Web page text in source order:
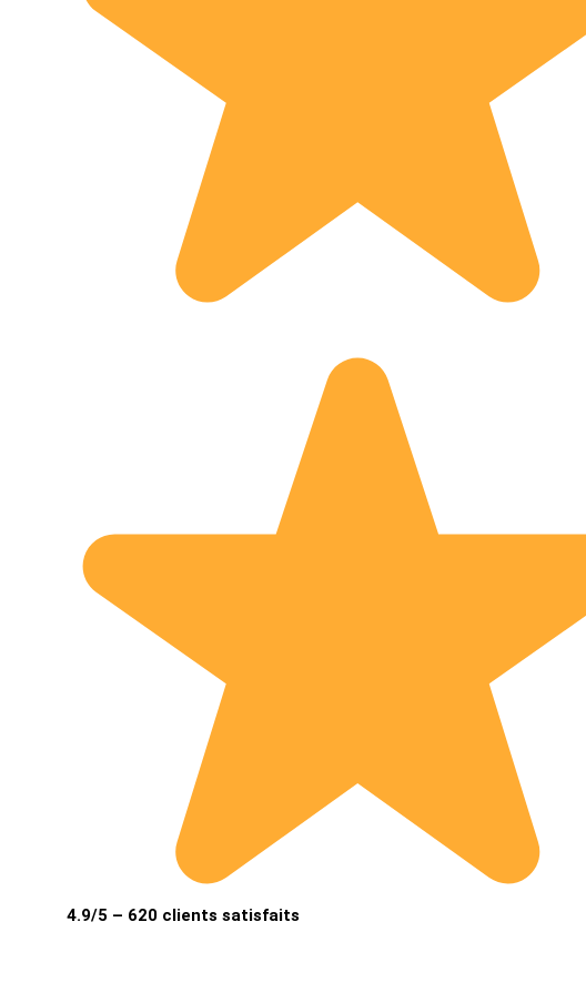
4.9/5 – 620 clients satisfaits